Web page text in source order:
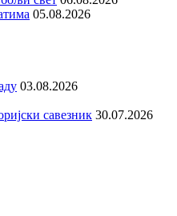
05.08.2026
03.08.2026
савезник 30.07.2026